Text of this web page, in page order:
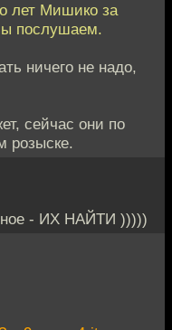
лет Мишико за
послушаем.
ничего не надо,
сейчас они по
розыске.
- ИХ НАЙТИ )))))